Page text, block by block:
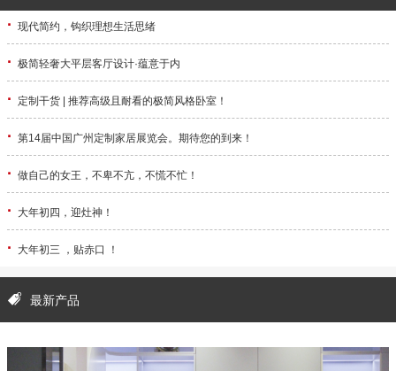
· 现代简约，钩织理想生活思绪
· 极简轻奢大平层客厅设计·蕴意于内
· 定制干货 | 推荐高级且耐看的极简风格卧室！
· 第14届中国广州定制家居展览会。期待您的到来！
· 做自己的女王，不卑不亢，不慌不忙！
· 大年初四，迎灶神！
· 大年初三 ，贴赤口 ！
最新产品